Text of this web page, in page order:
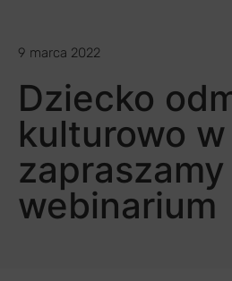
9 marca 2022
Dziecko
kulturowo
zapraszamy
webinarium